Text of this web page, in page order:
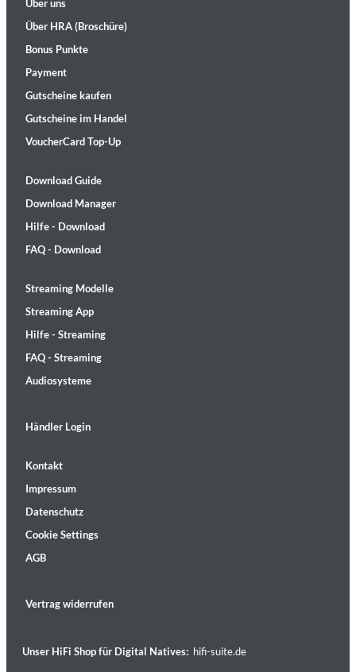
Über uns
Über HRA (Broschüre)
Bonus Punkte
Payment
Gutscheine kaufen
Gutscheine im Handel
VoucherCard Top-Up
Download Guide
Download Manager
Hilfe - Download
FAQ - Download
Streaming Modelle
Streaming App
Hilfe - Streaming
FAQ - Streaming
Audiosysteme
Händler Login
Kontakt
Impressum
Datenschutz
Cookie Settings
AGB
Vertrag widerrufen
Unser HiFi Shop für Digital Natives: hifi-suite.de